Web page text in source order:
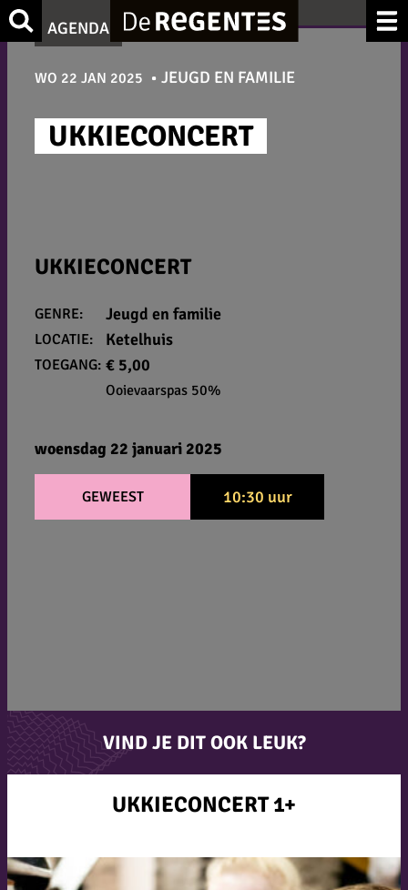
Ga
naar
Zoek
AGENDA
WO 22 JAN 2025 JEUGD EN FAMILIE
UKKIECONCERT
UKKIECONCERT
GENRE: Jeugd en familie
LOCATIE: Ketelhuis
TOEGANG: € 5,00
Ooievaarspas 50%
woensdag 22 januari 2025
GEWEEST 10:30 uur
VIND JE DIT OOK LEUK?
UKKIECONCERT 1+